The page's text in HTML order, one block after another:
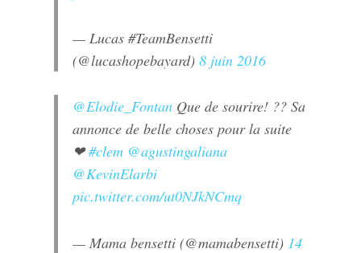
— Lucas #TeamBensetti
(@lucashopebayard)8 juin 2016
@Elodie_Fontan Que de sourire! ?? Sa
annonce de belle choses pour la suite
❤#clem @agustingaliana
@KevinElarbi
pic.twitter.com/ut0NJkNCmq
— Mama bensetti (@mamabensetti) 14